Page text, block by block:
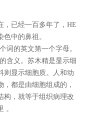
，已经一百多年了，HE
中的鼻祖。
词的英文第一个字母。
含义。苏木精是显示细
则显示细胞质。人和动
都是由细胞组成的，
构，就等于组织病理改
。